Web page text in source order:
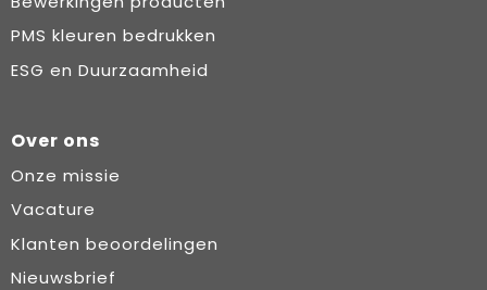
PMS kleuren bedrukken
ESG en Duurzaamheid
Over ons
Onze missie
Vacature
Klanten beoordelingen
Nieuwsbrief